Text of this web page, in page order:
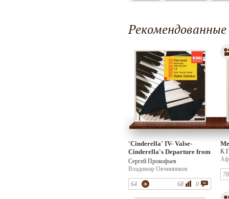
'Cinderella' IV- Valse-
Cinderella's Departure from
the Ball, Op. 102
Сергей Прокофьев
Владимир Овчинников
64 0
68
78